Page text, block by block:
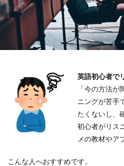
英語初心者で
「今の方法
ニングが苦手
たくないし、
初心者がリス
メの教材やア
こんな人へおすすめです。